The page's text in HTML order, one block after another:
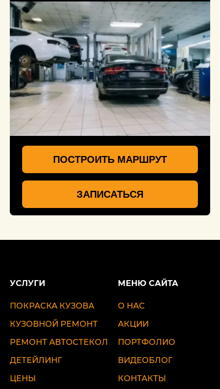
ПОСТРОИТЬ МАРШРУТ
ЗАПИСАТЬСЯ
УСЛУГИ
ПОКРАСКА КУЗОВА
КУЗОВНОЙ РЕМОНТ
РЕМОНТ АВТОСТЕКОЛ
ДЕТЕЙЛИНГ
ЦЕНЫ
МЕНЮ САЙТА
О НАС
АКЦИИ
ПОРТФОЛИО
ВИДЕОБЛОГ
КОНТАКТЫ